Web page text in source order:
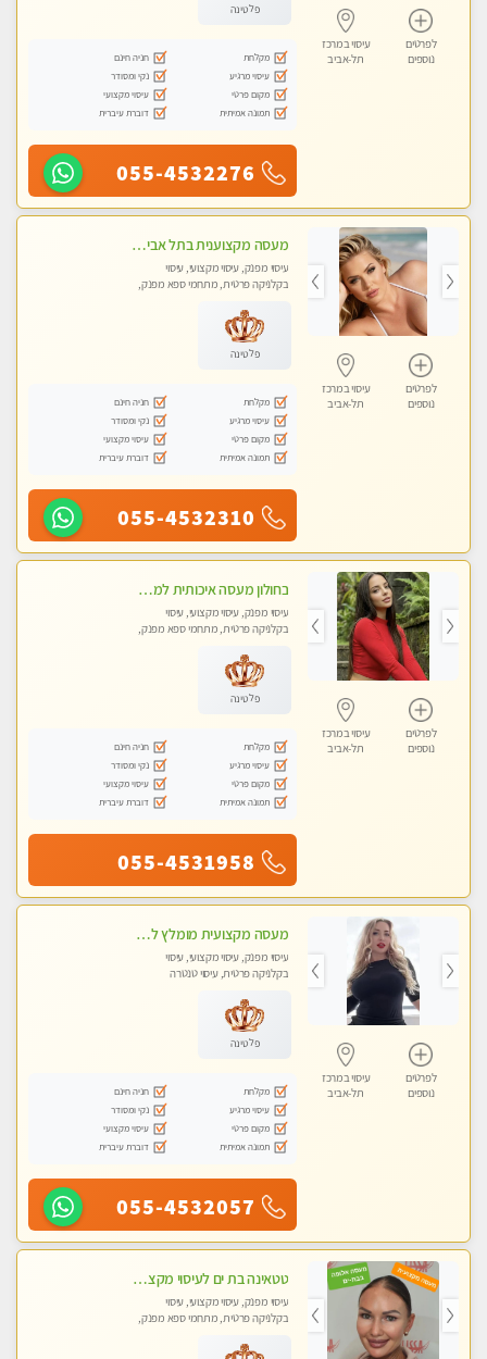
לפרטים
נוספים
עיסוי במרכז
תל-אביב
פלטינה
מקלחת
חניה חינם
עיסוי מרגיע
נקי ומסודר
מקום פרטי
עיסוי מקצועי
תמונה אמיתית
דוברת עיברית
055-4532276
לפרטים
נוספים
עיסוי במרכז
תל-אביב
מעסה מקצוענית בתל אביב אלופה. מומלץ לחלוטין!! מעסה מקצועית ואיכותית .פרטי!!! Highly recommended
עיסוי מפנק, עיסוי מקצועי, עיסוי
בקלניקה פרטית, מתחמי ספא מפנק,
פלטינה
מקלחת
חניה חינם
עיסוי מרגיע
נקי ומסודר
מקום פרטי
עיסוי מקצועי
תמונה אמיתית
דוברת עיברית
055-4532310
לפרטים
נוספים
עיסוי במרכז
תל-אביב
בחולון מעסה איכותית למאסז מקצועי ומפנק לכל שרירי הגוף במקום פרטי
עיסוי מפנק, עיסוי מקצועי, עיסוי
בקלניקה פרטית, מתחמי ספא מפנק,
פלטינה
מקלחת
חניה חינם
עיסוי מרגיע
נקי ומסודר
מקום פרטי
עיסוי מקצועי
תמונה אמיתית
דוברת עיברית
055-4531958
לפרטים
נוספים
עיסוי במרכז
תל-אביב
מעסה מקצועית מומלץ לחלוטין! כל סוגי העיסויים מעסה מקצועית ואיכותית פרטי!!!
עיסוי מפנק, עיסוי מקצועי, עיסוי
בקלניקה פרטית, עיסוי טנטרה
פלטינה
מקלחת
חניה חינם
עיסוי מרגיע
נקי ומסודר
מקום פרטי
עיסוי מקצועי
תמונה אמיתית
דוברת עיברית
055-4532057
טטאינה בת ים לעיסוי מקצועי בקליניקה פרטית ומפוארת מאוד - עיסוי שוודי וספורטיבי 0543577687
עיסוי מפנק, עיסוי מקצועי, עיסוי
בקלניקה פרטית, מתחמי ספא מפנק,